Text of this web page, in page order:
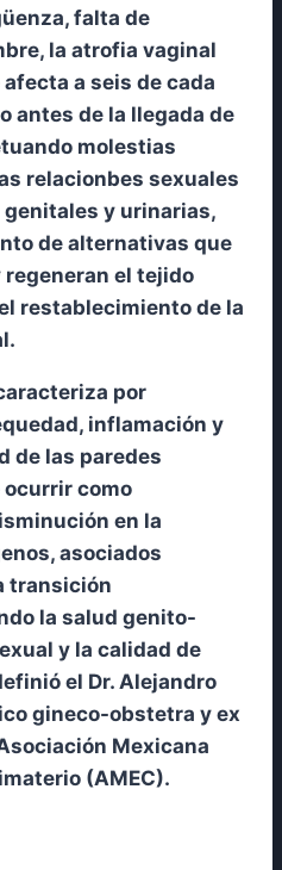
falta de
la atrofia vaginal
a seis de cada
antes de la llegada de
molestias
relacionbes sexuales
y urinarias,
de alternativas que
el tejido
restablecimiento de la
por
inflamación y
de las paredes
ocurrir como
en la
asociados
transición
la salud genito-
y la calidad de
el Dr. Alejandro
gineco-obstetra y ex
Mexicana
(AMEC).